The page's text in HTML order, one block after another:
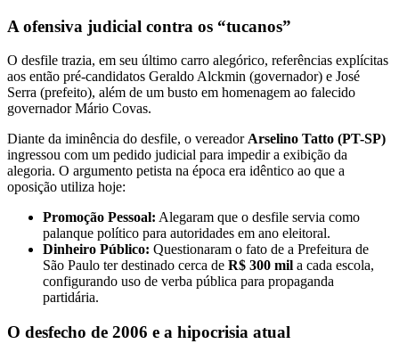
A ofensiva judicial contra os “tucanos”
O desfile trazia, em seu último carro alegórico, referências explícitas
aos então pré-candidatos Geraldo Alckmin (governador) e José
Serra (prefeito), além de um busto em homenagem ao falecido
governador Mário Covas.
Diante da iminência do desfile, o vereador Arselino Tatto (PT-SP)
ingressou com um pedido judicial para impedir a exibição da
alegoria. O argumento petista na época era idêntico ao que a
oposição utiliza hoje:
Promoção Pessoal: Alegaram que o desfile servia como
palanque político para autoridades em ano eleitoral.
Dinheiro Público: Questionaram o fato de a Prefeitura de
São Paulo ter destinado cerca de R$ 300 mil a cada escola,
configurando uso de verba pública para propaganda
partidária.
O desfecho de 2006 e a hipocrisia atual